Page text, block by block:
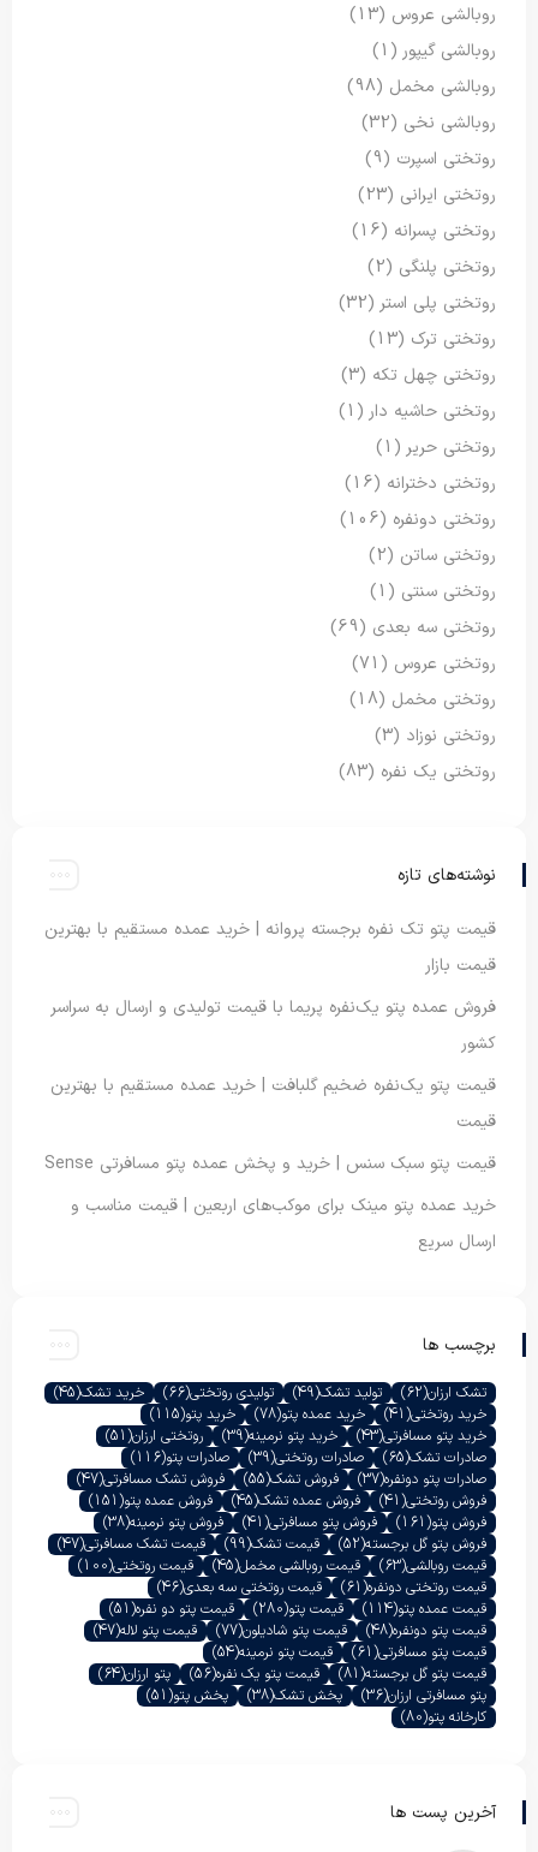
روبالشی عروس (13)
روبالشی گیپور (1)
روبالشی مخمل (98)
روبالشی نخی (32)
روتختی اسپرت (9)
روتختی ایرانی (23)
روتختی پسرانه (16)
روتختی پلنگی (2)
روتختی پلی استر (32)
روتختی ترک (13)
روتختی چهل تکه (3)
روتختی حاشیه دار (1)
روتختی حریر (1)
روتختی دخترانه (16)
روتختی دونفره (106)
روتختی ساتن (2)
روتختی سنتی (1)
روتختی سه بعدی (69)
روتختی عروس (71)
روتختی مخمل (18)
روتختی نوزاد (3)
روتختی یک نفره (83)
نوشته‌های تازه
قیمت پتو تک نفره برجسته پروانه | خرید عمده مستقیم با بهترین
قیمت بازار
فروش عمده پتو یک‌نفره پریما با قیمت تولیدی و ارسال به سراسر
کشور
قیمت پتو یک‌نفره ضخیم گلبافت | خرید عمده مستقیم با بهترین
قیمت
قیمت پتو سبک سنس | خرید و پخش عمده پتو مسافرتی Sense
خرید عمده پتو مینک برای موکب‌های اربعین | قیمت مناسب و
ارسال سریع
برچسب ها
تشک ارزان(62) تولید تشک(49) تولیدی روتختی(66) خرید تشک(45)
خرید روتختی(41) خرید عمده پتو(78) خرید پتو(115)
خرید پتو مسافرتی(43) خرید پتو نرمینه(39) روتختی ارزان(51)
صادرات تشک(65) صادرات روتختی(39) صادرات پتو(116)
صادرات پتو دونفره(37) فروش تشک(55) فروش تشک مسافرتی(47)
فروش روتختی(41) فروش عمده تشک(45) فروش عمده پتو(151)
فروش پتو(161) فروش پتو مسافرتی(41) فروش پتو نرمینه(38)
فروش پتو گل برجسته(52) قیمت تشک(99) قیمت تشک مسافرتی(47)
قیمت روبالشی(63) قیمت روبالشی مخمل(45) قیمت روتختی(100)
قیمت روتختی دونفره(61) قیمت روتختی سه بعدی(46)
قیمت عمده پتو(114) قیمت پتو(280) قیمت پتو دو نفره(51)
قیمت پتو دونفره(48) قیمت پتو شادیلون(77) قیمت پتو لاله(47)
قیمت پتو مسافرتی(61) قیمت پتو نرمینه(54)
قیمت پتو گل برجسته(81) قیمت پتو یک نفره(56) پتو ارزان(64)
پتو مسافرتی ارزان(36) پخش تشک(38) پخش پتو(51)
کارخانه پتو(80)
آخرین پست ها